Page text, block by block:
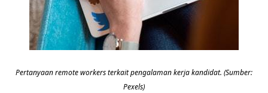
Pertanyaan remote workers terkait pengalaman kerja kandidat. (Sumber:
Pexels)